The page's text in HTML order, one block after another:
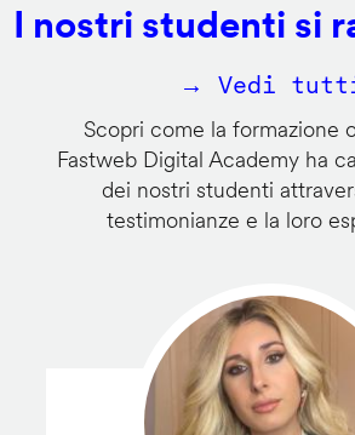
I nostri studenti si
→ Vedi
Scopri come la formazione
Fastweb Digital Academy ha
dei nostri studenti
testimonianze e la loro